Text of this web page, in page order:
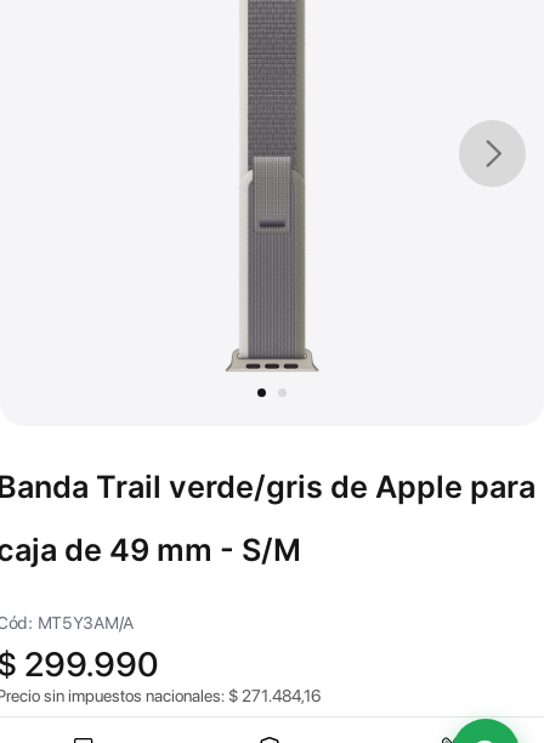
Trail verde/gris de Apple para
de 49 mm - S/M
MT5Y3AM/A
299.990
sin impuestos nacionales: $271.484,16